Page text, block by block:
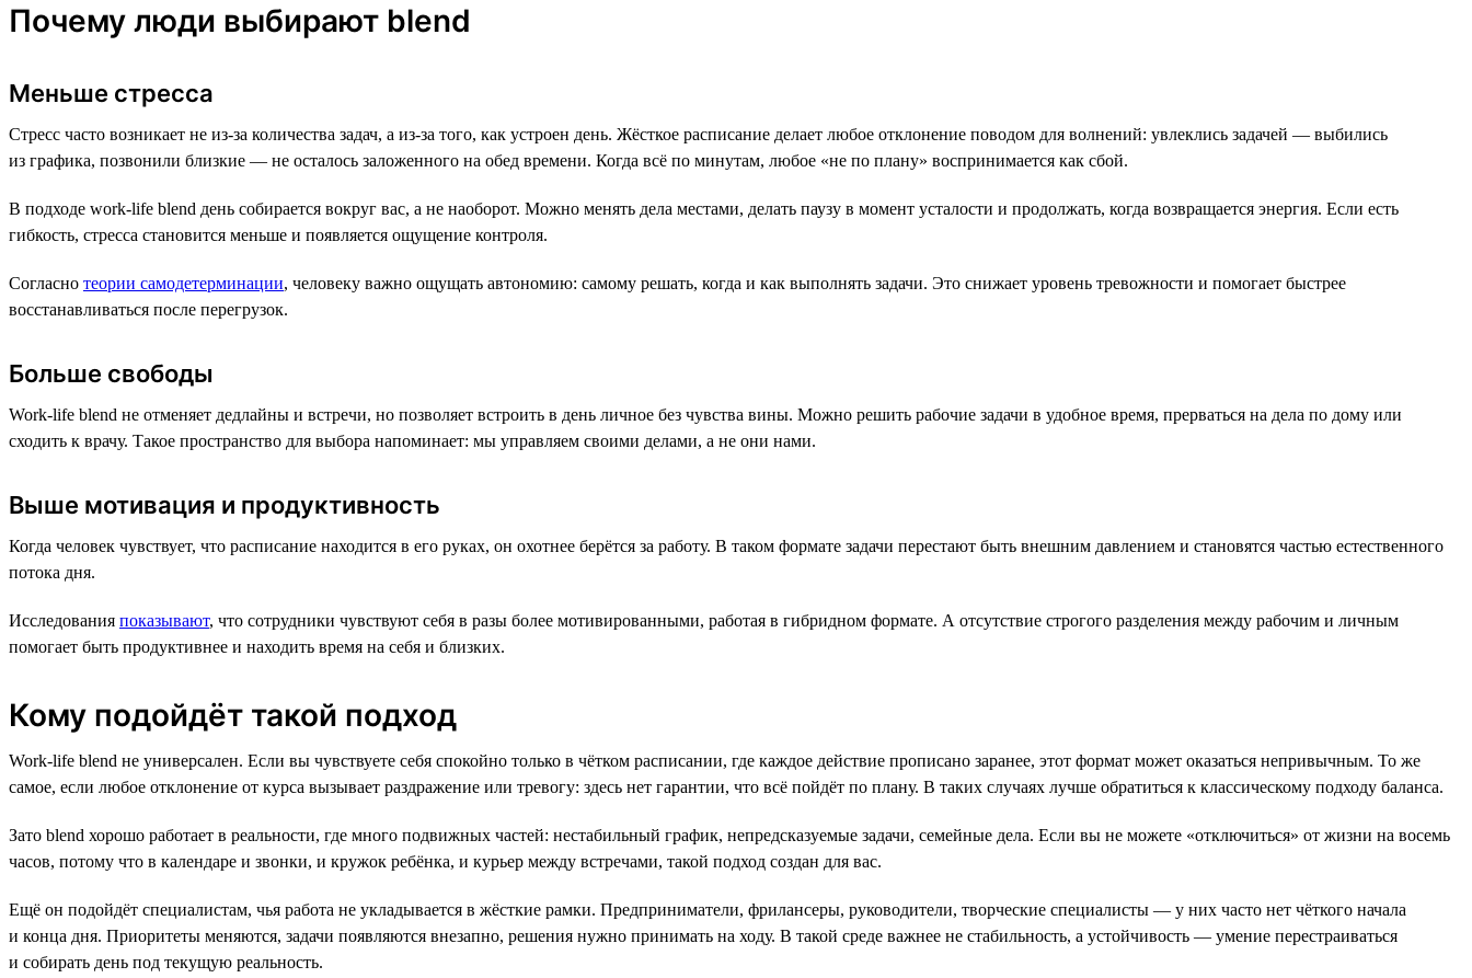
Почему люди выбирают blend
Меньше стресса
Стресс часто возникает не из-за количества задач, а из-за того, как устроен день. Жёсткое расписание делает любое отклонение поводом для волнений: увлеклись задачей — выбились
из графика, позвонили близкие — не осталось заложенного на обед времени. Когда всё по минутам, любое «не по плану» воспринимается как сбой.
В подходе work-life blend день собирается вокруг вас, а не наоборот. Можно менять дела местами, делать паузу в момент усталости и продолжать, когда возвращается энергия. Если есть
гибкость, стресса становится меньше и появляется ощущение контроля.
Согласно теории самодетерминации, человеку важно ощущать автономию: самому решать, когда и как выполнять задачи. Это снижает уровень тревожности и помогает быстрее
восстанавливаться после перегрузок.
Больше свободы
Work-life blend не отменяет дедлайны и встречи, но позволяет встроить в день личное без чувства вины. Можно решить рабочие задачи в удобное время, прерваться на дела по дому или
сходить к врачу. Такое пространство для выбора напоминает: мы управляем своими делами, а не они нами.
Выше мотивация и продуктивность
Когда человек чувствует, что расписание находится в его руках, он охотнее берётся за работу. В таком формате задачи перестают быть внешним давлением и становятся частью естественного
потока дня.
Исследования показывают, что сотрудники чувствуют себя в разы более мотивированными, работая в гибридном формате. А отсутствие строгого разделения между рабочим и личным
помогает быть продуктивнее и находить время на себя и близких.
Кому подойдёт такой подход
Work-life blend не универсален. Если вы чувствуете себя спокойно только в чётком расписании, где каждое действие прописано заранее, этот формат может оказаться непривычным. То же
самое, если любое отклонение от курса вызывает раздражение или тревогу: здесь нет гарантии, что всё пойдёт по плану. В таких случаях лучше обратиться к классическому подходу баланса.
Зато blend хорошо работает в реальности, где много подвижных частей: нестабильный график, непредсказуемые задачи, семейные дела. Если вы не можете «отключиться» от жизни на восемь
часов, потому что в календаре и звонки, и кружок ребёнка, и курьер между встречами, такой подход создан для вас.
Ещё он подойдёт специалистам, чья работа не укладывается в жёсткие рамки. Предприниматели, фрилансеры, руководители, творческие специалисты — у них часто нет чёткого начала
и конца дня. Приоритеты меняются, задачи появляются внезапно, решения нужно принимать на ходу. В такой среде важнее не стабильность, а устойчивость — умение перестраиваться
и собирать день под текущую реальность.